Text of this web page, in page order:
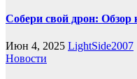
Собери свой дрон: Обзор
Июн 4, 2025 LightSide2007
Новости